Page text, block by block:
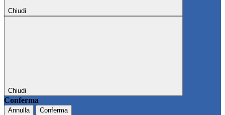
Chiudi
Chiudi
Conferma
Annulla Conferma